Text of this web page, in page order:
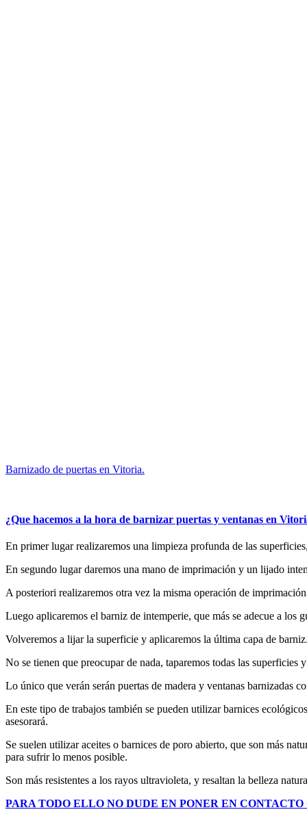
Barnizado de puertas en Vitoria.
¿Que hacemos a la hora de barnizar puertas y ventanas en
En primer lugar realizaremos una limpieza profunda de las
En segundo lugar daremos una mano de imprimación y un lijado
A posteriori realizaremos otra vez la misma operación de
Luego aplicaremos el barniz de intemperie, que más se adecue a los
Volveremos a lijar la superficie y aplicaremos la última capa de
No se tienen que preocupar de nada, taparemos todas las superficies
Lo único que verán serán puertas de madera y ventanas barnizadas
En este tipo de trabajos también se pueden utilizar barnices
asesorará.
Se suelen utilizar aceites o barnices de poro abierto, que son más
para sufrir lo menos posible.
Son más resistentes a los rayos ultravioleta, y resaltan la belleza
PARA TODO ELLO NO DUDE EN PONER EN